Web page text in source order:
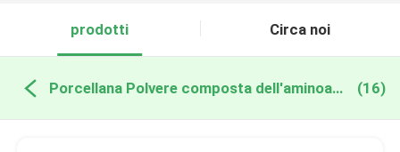
prodotti Circa noi
Porcellana Polvere composta dell'aminoacido (16)